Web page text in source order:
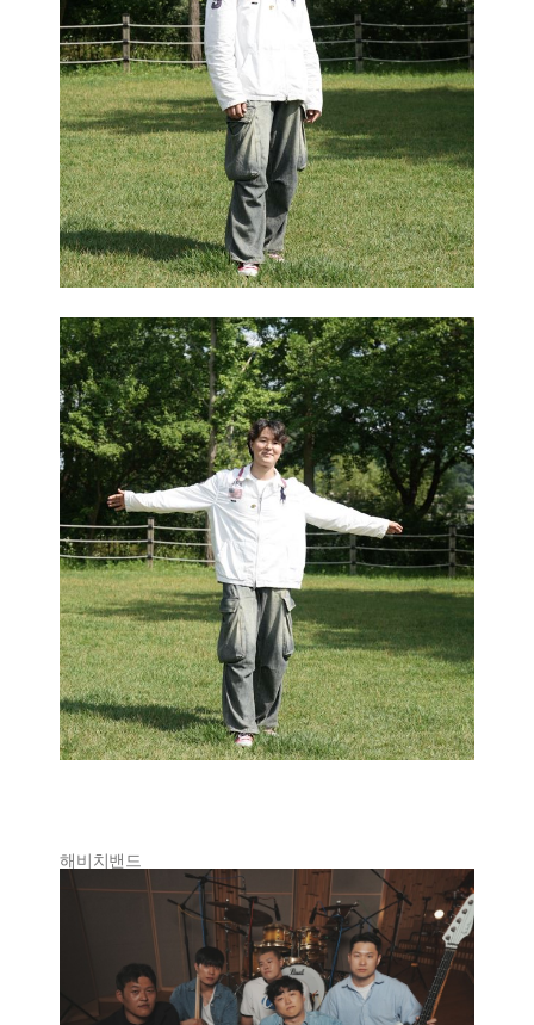
해비치밴드